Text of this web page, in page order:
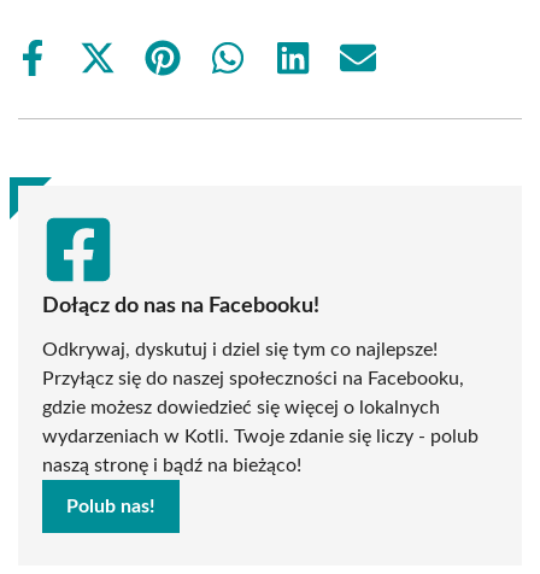
Share
Share
(Twitter)
Share
Share
Share
Share
Dołącz do nas na Facebooku!
Odkrywaj, dyskutuj i dziel się tym co najlepsze!
Przyłącz się do naszej społeczności na Facebooku,
gdzie możesz dowiedzieć się więcej o lokalnych
wydarzeniach w Kotli. Twoje zdanie się liczy - polub
naszą stronę i bądź na bieżąco!
Polub nas!